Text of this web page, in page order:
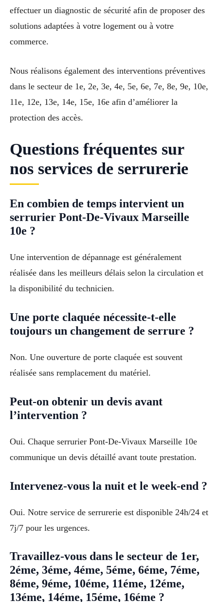
effectuer un diagnostic de sécurité afin de proposer des
solutions adaptées à votre logement ou à votre
commerce.
Nous réalisons également des interventions préventives
dans le secteur de 1e, 2e, 3e, 4e, 5e, 6e, 7e, 8e, 9e, 10e,
11e, 12e, 13e, 14e, 15e, 16e afin d’améliorer la
protection des accès.
Questions fréquentes sur
nos services de serrurerie
En combien de temps intervient un
serrurier Pont-De-Vivaux Marseille
10e ?
Une intervention de dépannage est généralement
réalisée dans les meilleurs délais selon la circulation et
la disponibilité du technicien.
Une porte claquée nécessite-t-elle
toujours un changement de serrure ?
Non. Une ouverture de porte claquée est souvent
réalisée sans remplacement du matériel.
Peut-on obtenir un devis avant
l’intervention ?
Oui. Chaque serrurier Pont-De-Vivaux Marseille 10e
communique un devis détaillé avant toute prestation.
Intervenez-vous la nuit et le week-end ?
Oui. Notre service de serrurerie est disponible 24h/24 et
7j/7 pour les urgences.
Travaillez-vous dans le secteur de 1er,
2éme, 3éme, 4éme, 5éme, 6éme, 7éme,
8éme, 9éme, 10éme, 11éme, 12éme,
13éme, 14éme, 15éme, 16éme ?